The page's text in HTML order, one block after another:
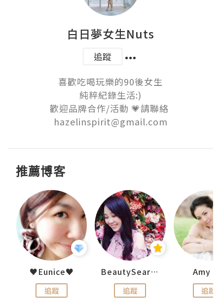
白日夢女生Nuts
追蹤
喜歡吃喝玩樂的90後女生
純粹紀錄生活:)
歡迎品牌合作/活動 💗請聯絡
hazelinspirit@gmail.com
推薦博客
♥Eunice♥
追蹤
BeautySearch
追蹤
Amy
追蹤